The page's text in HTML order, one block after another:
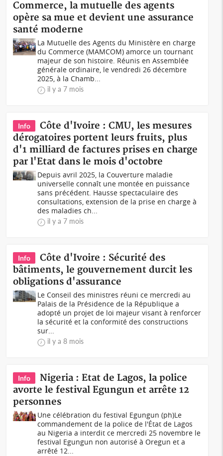
Commerce, la mutuelle des agents
opère sa mue et devient une assurance
santé moderne
La Mutuelle des Agents du Ministère en charge
du Commerce (MAMCOM) amorce un tournant
majeur de son histoire. Réunis en Assemblée
générale ordinaire, le vendredi 26 décembre
2025, à la Chamb...
il y a 7 mois
Info
Côte d'Ivoire : CMU, les mesures
dérogatoires portent leurs fruits, plus
d'1 milliard de factures prises en charge
par l'Etat dans le mois d'octobre
Depuis avril 2025, la Couverture maladie
universelle connaît une montée en puissance
sans précédent. Hausse spectaculaire des
consultations, extension de la prise en charge à
des maladies ch...
il y a 7 mois
Info
Côte d'Ivoire : Sécurité des
bâtiments, le gouvernement durcit les
obligations d'assurance
Le Conseil des ministres réuni ce mercredi au
Palais de la Présidence de la République a
adopté un projet de loi majeur visant à renforcer
la sécurité et la conformité des constructions
sur...
il y a 8 mois
Info
Nigeria : Etat de Lagos, la police
avorte le festival Egungun et arrête 12
personnes
Une célébration du festival Egungun (ph)Le
commandement de la police de l'État de Lagos
au Nigeria a interdit ce mercredi 25 novembre le
festival Egungun non autorisé à Oregun et a
arrêté 12...